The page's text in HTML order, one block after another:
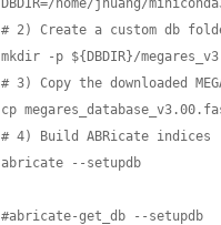
DBDIR=/home/jhuang/
# 2) Create a custom db
mkdir -p ${DBDIR}/
# 3) Copy the downloaded
cp
# 4) Build ABRicate indices
abricate --setupdb
#abricate-get_db --setupdb